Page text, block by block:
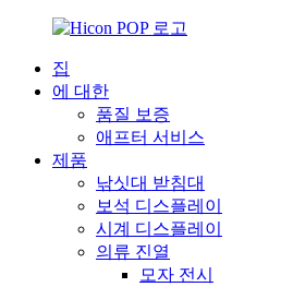
집
에 대한
품질 보증
애프터 서비스
제품
낚싯대 받침대
보석 디스플레이
시계 디스플레이
의류 진열
모자 전시